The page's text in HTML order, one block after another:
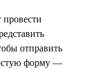
провести
отправить
форму —